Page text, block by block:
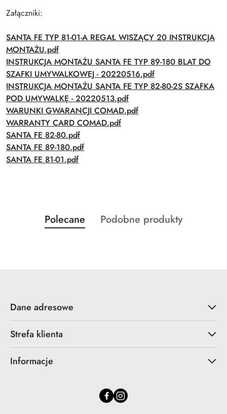
Załączniki:
SANTA FE TYP 81-01-A REGAŁ WISZĄCY 20 INSTRUKCJA
MONTAŻU.pdf
INSTRUKCJA MONTAŻU SANTA FE TYP 89-180 BLAT DO
SZAFKI UMYWALKOWEJ - 20220516.pdf
INSTRUKCJA MONTAŻU SANTA FE TYP 82-80-2S SZAFKA
POD UMYWALKĘ - 20220513.pdf
WARUNKI GWARANCJI COMAD.pdf
WARRANTY CARD COMAD.pdf
SANTA FE 82-80.pdf
SANTA FE 89-180.pdf
SANTA FE 81-01.pdf
Pomiń karuzelę produktów
Produkty
o
Polecane
Produkty
Podobne produkty
Dane adresowe
Strefa klienta
Informacje